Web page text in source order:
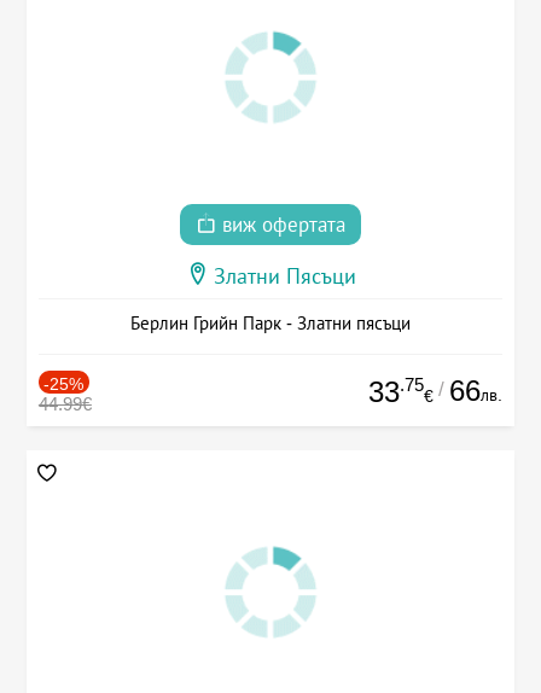
виж офертата
Златни Пясъци
Берлин Грийн Парк - Златни пясъци
-25%
44.99€ 33.75
€ / 66лв.